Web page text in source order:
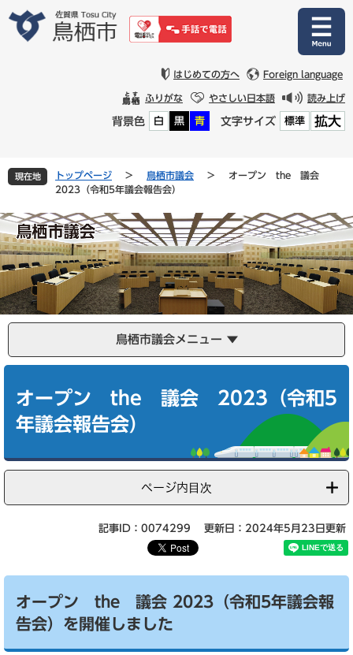
文
はじめての方へ Foreign language
ふりがな やさしい日本語 読み上げ
背景色 白 黒 青 文字サイズ 標準 拡大
現在地 トップページ > 鳥栖市議会 >
オープン the 議会
2023（令和5年議会報告会）
鳥栖市議会メニュー
オープン the 議会 2023（令和5
年議会報告会）
ページ内目次
記事ID：0074299 更新日：2024年5月23日更新
オープン the 議会 2023（令和5年議会報
告会）を開催しました